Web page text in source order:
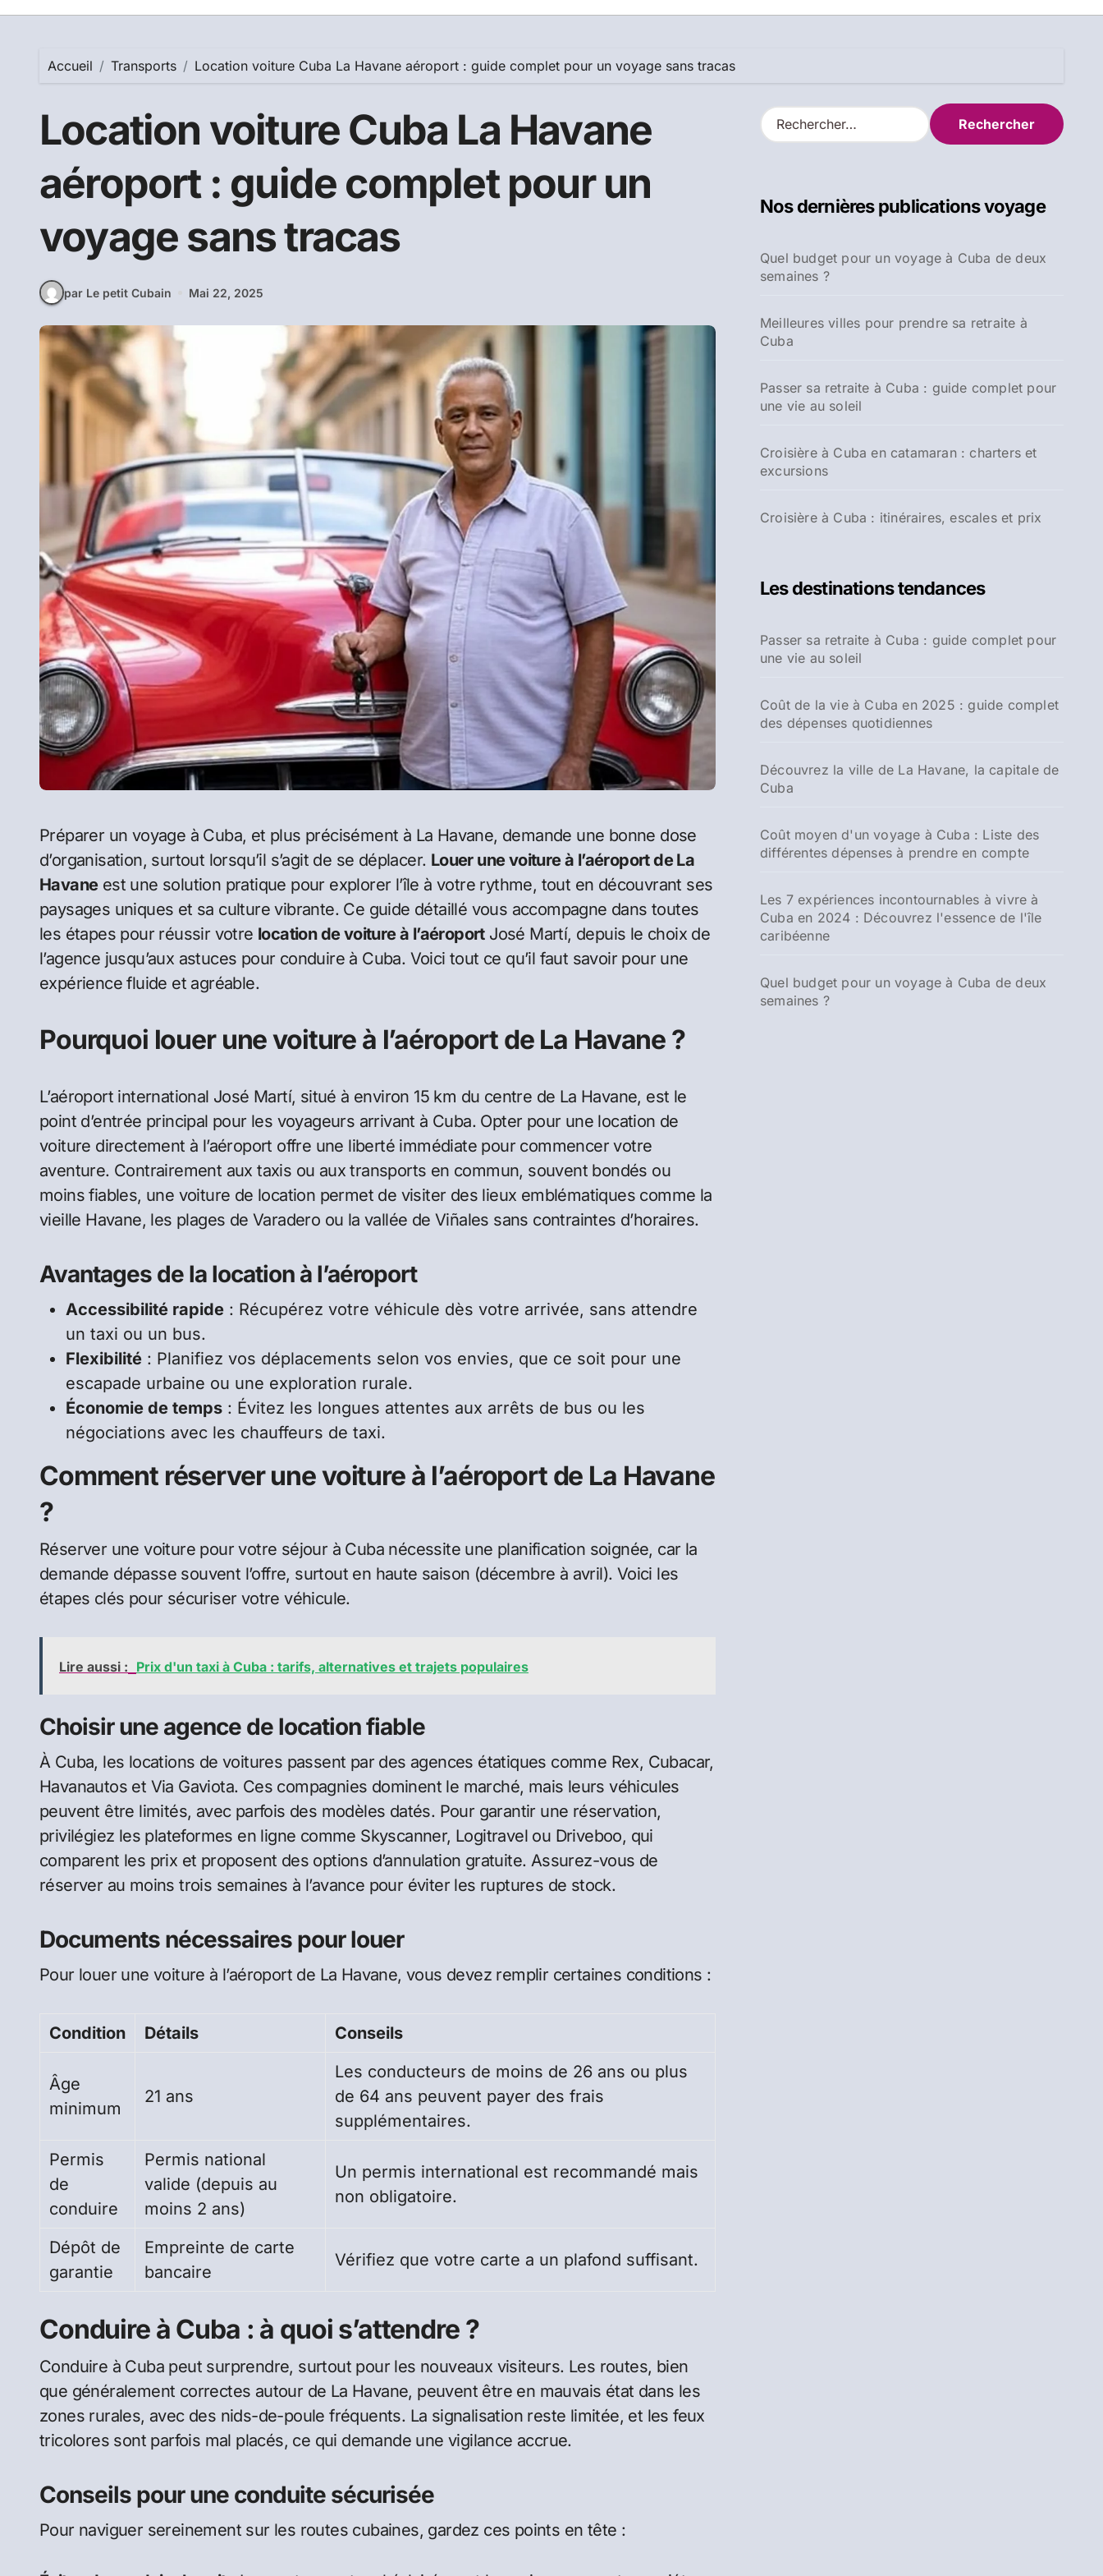
Accueil Transports Location voiture Cuba La Havane aéroport : guide complet pour un voyage sans tracas
Location voiture Cuba La Havane
aéroport : guide complet pour un
voyage sans tracas
par Le petit Cubain Mai 22, 2025
Préparer un voyage à Cuba, et plus précisément à La Havane, demande une bonne dose
d’organisation, surtout lorsqu’il s’agit de se déplacer. Louer une voiture à l’aéroport de La
Havaneest une solution pratique pour explorer l’île à votre rythme, tout en découvrant ses
paysages uniques et sa culture vibrante. Ce guide détaillé vous accompagne dans toutes
les étapes pour réussir votre location de voiture à l’aéroportJosé Martí, depuis le choix de
l’agence jusqu’aux astuces pour conduire à Cuba. Voici tout ce qu’il faut savoir pour une
expérience fluide et agréable.
Pourquoi louer une voiture à l’aéroport de La Havane ?
L’aéroport international José Martí, situé à environ 15 km du centre de La Havane, est le
point d’entrée principal pour les voyageurs arrivant à Cuba. Opter pour une location de
voiture directement à l’aéroport offre une liberté immédiate pour commencer votre
aventure. Contrairement aux taxis ou aux transports en commun, souvent bondés ou
moins fiables, une voiture de location permet de visiter des lieux emblématiques comme la
vieille Havane, les plages de Varadero ou la vallée de Viñales sans contraintes d’horaires.
Avantages de la location à l’aéroport
Accessibilité rapide : Récupérez votre véhicule dès votre arrivée, sans attendre
un taxi ou un bus.
Flexibilité : Planifiez vos déplacements selon vos envies, que ce soit pour une
escapade urbaine ou une exploration rurale.
Économie de temps : Évitez les longues attentes aux arrêts de bus ou les
négociations avec les chauffeurs de taxi.
Comment réserver une voiture à l’aéroport de La Havane
?
Réserver une voiture pour votre séjour à Cuba nécessite une planification soignée, car la
demande dépasse souvent l’offre, surtout en haute saison (décembre à avril). Voici les
étapes clés pour sécuriser votre véhicule.
Lire aussi : Prix d'un taxi à Cuba : tarifs, alternatives et trajets populaires
Choisir une agence de location fiable
À Cuba, les locations de voitures passent par des agences étatiques comme Rex, Cubacar,
Havanautos et Via Gaviota. Ces compagnies dominent le marché, mais leurs véhicules
peuvent être limités, avec parfois des modèles datés. Pour garantir une réservation,
privilégiez les plateformes en ligne comme Skyscanner, Logitravel ou Driveboo, qui
comparent les prix et proposent des options d’annulation gratuite. Assurez-vous de
réserver au moins trois semaines à l’avance pour éviter les ruptures de stock.
Documents nécessaires pour louer
Pour louer une voiture à l’aéroport de La Havane, vous devez remplir certaines conditions :
Condition Détails Conseils
Âge
minimum
21 ans
Les conducteurs de moins de 26 ans ou plus
de 64 ans peuvent payer des frais
supplémentaires.
Permis
de
conduire
Permis national
valide (depuis au
moins 2 ans)
Un permis international est recommandé mais
non obligatoire.
Dépôt de
garantie
Empreinte de carte
bancaire
Vérifiez que votre carte a un plafond suffisant.
Conduire à Cuba : à quoi s’attendre ?
Conduire à Cuba peut surprendre, surtout pour les nouveaux visiteurs. Les routes, bien
que généralement correctes autour de La Havane, peuvent être en mauvais état dans les
zones rurales, avec des nids-de-poule fréquents. La signalisation reste limitée, et les feux
tricolores sont parfois mal placés, ce qui demande une vigilance accrue.
Conseils pour une conduite sécurisée
Pour naviguer sereinement sur les routes cubaines, gardez ces points en tête :
R
e
r
e
r
Nos dernières publications voyage
Quel budget pour un voyage à Cuba de deux
semaines ?
Meilleures villes pour prendre sa retraite à
Cuba
Passer sa retraite à Cuba : guide complet pour
une vie au soleil
Croisière à Cuba en catamaran : charters et
excursions
Croisière à Cuba : itinéraires, escales et prix
Les destinations tendances
Passer sa retraite à Cuba : guide complet pour
une vie au soleil
Coût de la vie à Cuba en 2025 : guide complet
des dépenses quotidiennes
Découvrez la ville de La Havane, la capitale de
Cuba
Coût moyen d'un voyage à Cuba : Liste des
différentes dépenses à prendre en compte
Les 7 expériences incontournables à vivre à
Cuba en 2024 : Découvrez l'essence de l'île
caribéenne
Quel budget pour un voyage à Cuba de deux
semaines ?